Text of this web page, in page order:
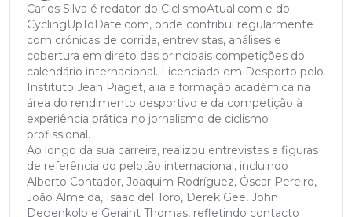
Carlos Silva é redator do CiclismoAtual.com e do
CyclingUpToDate.com, onde contribui regularmente
com crónicas de corrida, entrevistas, análises e
cobertura em direto das principais competições do
calendário internacional. Licenciado em Desporto pelo
Instituto Jean Piaget, alia a formação académica na
área do rendimento desportivo e da competição à
experiência prática no jornalismo de ciclismo
profissional.
Ao longo da sua carreira, realizou entrevistas a figuras
de referência do pelotão internacional, incluindo
Alberto Contador, Joaquim Rodríguez, Óscar Pereiro,
João Almeida, Isaac del Toro, Derek Gee, John
Degenkolb e Geraint Thomas, refletindo contacto